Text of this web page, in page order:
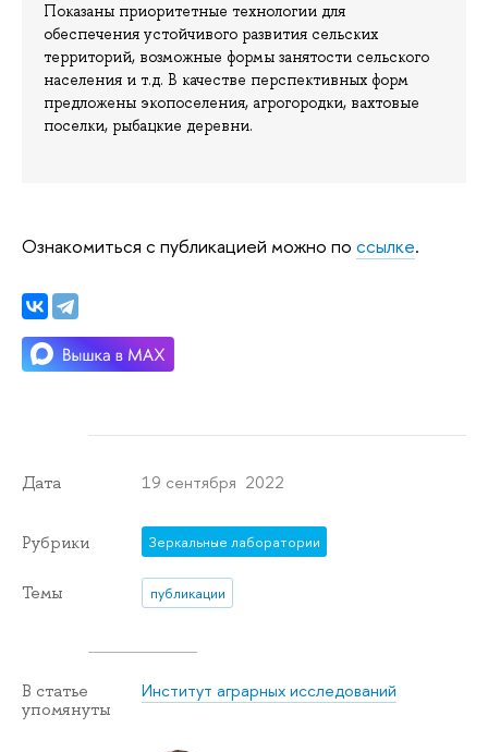
Показаны приоритетные технологии для
обеспечения устойчивого развития сельских
территорий, возможные формы занятости сельского
населения и т.д. В качестве перспективных форм
предложены экопоселения, агрогородки, вахтовые
поселки, рыбацкие деревни.
Ознакомиться с публикацией можно по ссылке.
Дата 19 сентября 2022
Рубрики Зеркальные лаборатории
Темы публикации
В статье
упомянуты
Институт аграрных исследований